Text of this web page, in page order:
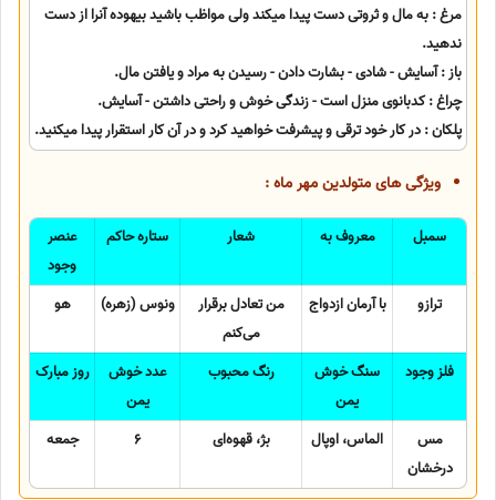
مرغ : به مال و ثروتی دست پیدا میکند ولی مواظب باشید بیهوده آنرا از دست
ندهید.
باز : آسایش - شادی - بشارت دادن - رسیدن به مراد و یافتن مال.
چراغ : کدبانوی منزل است - زندگی خوش و راحتی داشتن - آسایش.
پلکان : در کار خود ترقی و پیشرفت خواهید کرد و در آن کار استقرار پیدا میکنید.
ویژگی های متولدین مهر ماه :
سمبل معروف به شعار ستاره حاکم
عنصر
وجود
ترازو
با آرمان ازدواج
من تعادل برقرار
می‌کنم
ونوس (زهره) هو
فلز وجود
سنگ خوش
یمن
رنگ محبوب
عدد خوش
یمن
روز مبارک
مس
درخشان
الماس، اوپال بژ، قهوه‌ای 6 جمعه